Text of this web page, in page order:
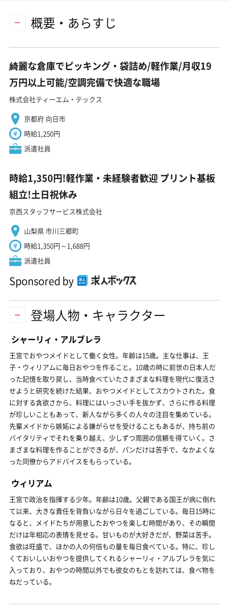
概要・あらすじ
綺麗な倉庫でピッキング・袋詰め/軽作業/月収19
万円以上可能/空調完備で快適な職場
株式会社ティーエム・テックス
京都府 向日市
時給1,250円
派遣社員
時給1,350円!軽作業・未経験者歓迎 プリント基板
組立!土日祝休み
京西スタッフサービス株式会社
山梨県 市川三郷町
時給1,350円～1,688円
派遣社員
Sponsored by
登場人物・キャラクター
シャーリィ・アルブレラ
王宮でおやつメイドとして働く女性。年齢は15歳。主な仕事は、王
子・ウィリアムに毎日おやつを作ること。10歳の時に前世の日本人だ
った記憶を取り戻し、当時食べていたさまざまな料理を現代に復活さ
せようと研究を続けた結果、おやつメイドとしてスカウトされた。食
に対する貪欲さから、料理にはいっさい手を抜かず、さらに作る料理
が珍しいこともあって、新人ながら多くの人々の注目を集めている。
先輩メイドから嫉妬による嫌がらせを受けることもあるが、持ち前の
バイタリティでそれを乗り越え、少しずつ周囲の信頼を得ていく。さ
まざまな料理を作ることができるが、パンだけは苦手で、なかよくな
った同僚からアドバイスをもらっている。
ウィリアム
王宮で政治を指揮する少年。年齢は10歳。父親である国王が病に倒れ
て以来、大きな責任を背負いながら日々を過ごしている。毎日15時に
なると、メイドたちが用意したおやつを楽しむ時間があり、その瞬間
だけは年相応の表情を見せる。甘いものが大好きだが、野菜は苦手。
食欲は旺盛で、ほかの人の何倍もの量を毎日食べている。特に、珍し
くておいしいおやつを提供してくれるシャーリィ・アルブレラを気に
入っており、おやつの時間以外でも彼女のもとを訪れては、食べ物を
ねだっている。